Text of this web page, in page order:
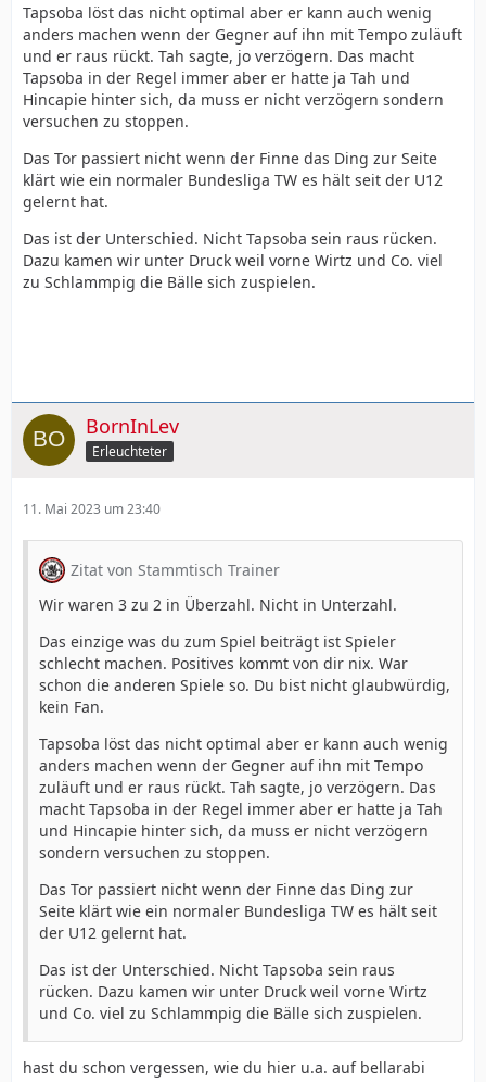
Tapsoba löst das nicht optimal aber er kann auch wenig
anders machen wenn der Gegner auf ihn mit Tempo zuläuft
und er raus rückt. Tah sagte, jo verzögern. Das macht
Tapsoba in der Regel immer aber er hatte ja Tah und
Hincapie hinter sich, da muss er nicht verzögern sondern
versuchen zu stoppen.
Das Tor passiert nicht wenn der Finne das Ding zur Seite
klärt wie ein normaler Bundesliga TW es hält seit der U12
gelernt hat.
Das ist der Unterschied. Nicht Tapsoba sein raus rücken.
Dazu kamen wir unter Druck weil vorne Wirtz und Co. viel
zu Schlammpig die Bälle sich zuspielen.
BornInLev
Erleuchteter
11. Mai 2023 um 23:40
Zitat von Stammtisch Trainer
Wir waren 3 zu 2 in Überzahl. Nicht in Unterzahl.
Das einzige was du zum Spiel beiträgt ist Spieler
schlecht machen. Positives kommt von dir nix. War
schon die anderen Spiele so. Du bist nicht glaubwürdig,
kein Fan.
Tapsoba löst das nicht optimal aber er kann auch wenig
anders machen wenn der Gegner auf ihn mit Tempo
zuläuft und er raus rückt. Tah sagte, jo verzögern. Das
macht Tapsoba in der Regel immer aber er hatte ja Tah
und Hincapie hinter sich, da muss er nicht verzögern
sondern versuchen zu stoppen.
Das Tor passiert nicht wenn der Finne das Ding zur
Seite klärt wie ein normaler Bundesliga TW es hält seit
der U12 gelernt hat.
Das ist der Unterschied. Nicht Tapsoba sein raus
rücken. Dazu kamen wir unter Druck weil vorne Wirtz
und Co. viel zu Schlammpig die Bälle sich zuspielen.
hast du schon vergessen, wie du hier u.a. auf bellarabi